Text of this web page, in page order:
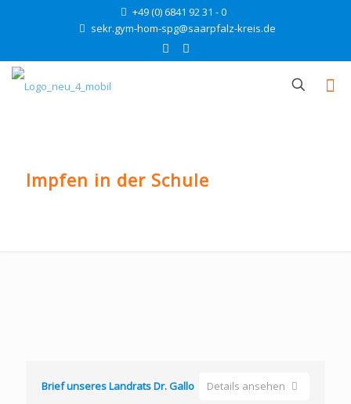
+49 (0) 6841 92 31 - 0
sekr.gym-hom-spg@saarpfalz-kreis.de
Impfen in der Schule
Brief unseres Landrats Dr. Gallo Details ansehen